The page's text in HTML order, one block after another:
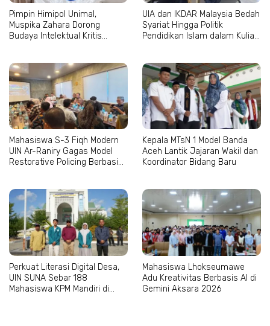
Pimpin Himipol Unimal,
Muspika Zahara Dorong
Budaya Intelektual Kritis
UIA dan IKDAR Malaysia Bedah
Syariat Hingga Politik
Pendidikan Islam dalam Kuliah
Mahasiswa S-3 Fiqh Modern
UIN Ar-Raniry Gagas Model
Restorative Policing Berbasis
Kepala MTsN 1 Model Banda
Aceh Lantik Jajaran Wakil dan
Koordinator Bidang Baru
Perkuat Literasi Digital Desa,
UIN SUNA Sebar 188
Mahasiswa KPM Mandiri di
Mahasiswa Lhokseumawe
Adu Kreativitas Berbasis AI di
Gemini Aksara 2026